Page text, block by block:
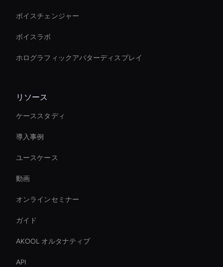
ボイスチェンジャー
ボイスラボ
ホログラフィックアバターディスプレイ
リソース
ケーススタディ
導入事例
ユースケース
動画
オンラインセミナー
ガイド
AKOOL オルタナティブ
API